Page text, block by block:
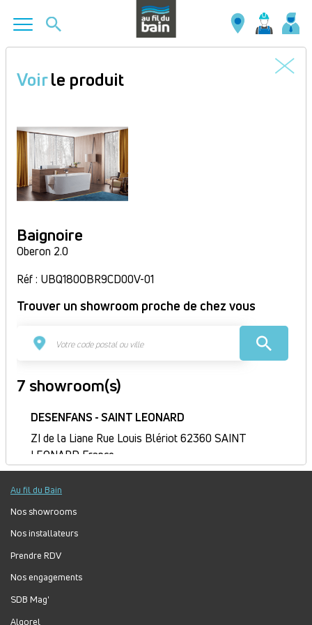
contenu
Voirle produit
Baignoire
Oberon 2.0
Réf : UBQ180OBR9CD00V-01
Trouver un showroom proche de chez vous
7 showroom(s)
DESENFANS - SAINT LEONARD
ZI de la Liane Rue Louis Blériot 62360 SAINT
LEONARD France
Itinéraire
Fermé
Jour
Plage
horaire
Lundi :
Mardi :
Jeudi :
Vendredi : 8h-12h30, 13h30-17h30
Samedi :
Au fil du Bain
Nos showrooms
Nos installateurs
Prendre RDV
Nos engagements
SDB Mag'
Algorel